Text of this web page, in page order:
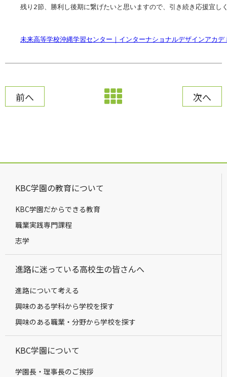
残り2節、勝利し後期に繋げたいと思いますので、引き続き応援宜し
未来高等学校沖縄学習センター｜インターナショナルデザインアカデ
前へ 次へ
KBC学園の教育について
KBC学園だからできる教育
職業実践専門課程
志学
進路に迷っている高校生の皆さんへ
進路について考える
興味のある学科から学校を探す
興味のある職業・分野から学校を探す
KBC学園について
学園長・理事長のご挨拶